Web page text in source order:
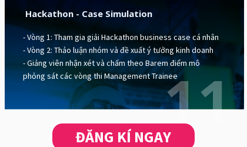
- Vòng 1: Tham gia giải Hackathon business case cá nhân
- Vòng 2: Thảo luận nhóm và đề xuất ý tưởng kinh doanh
- Giảng viên nhận xét và chấm theo Barem điểm mô
phỏng sát các vòng thi Management Trainee
Hackathon - Case Simulation
11
ĐĂNG KÍ NGAY